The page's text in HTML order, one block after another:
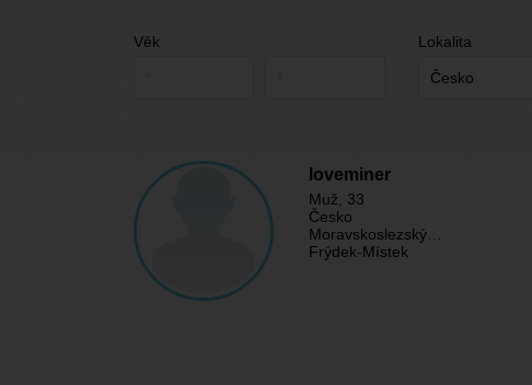
Věk Lokalita
loveminer
Muž , 33
Česko
Moravskoslezský…
Frýdek-Místek